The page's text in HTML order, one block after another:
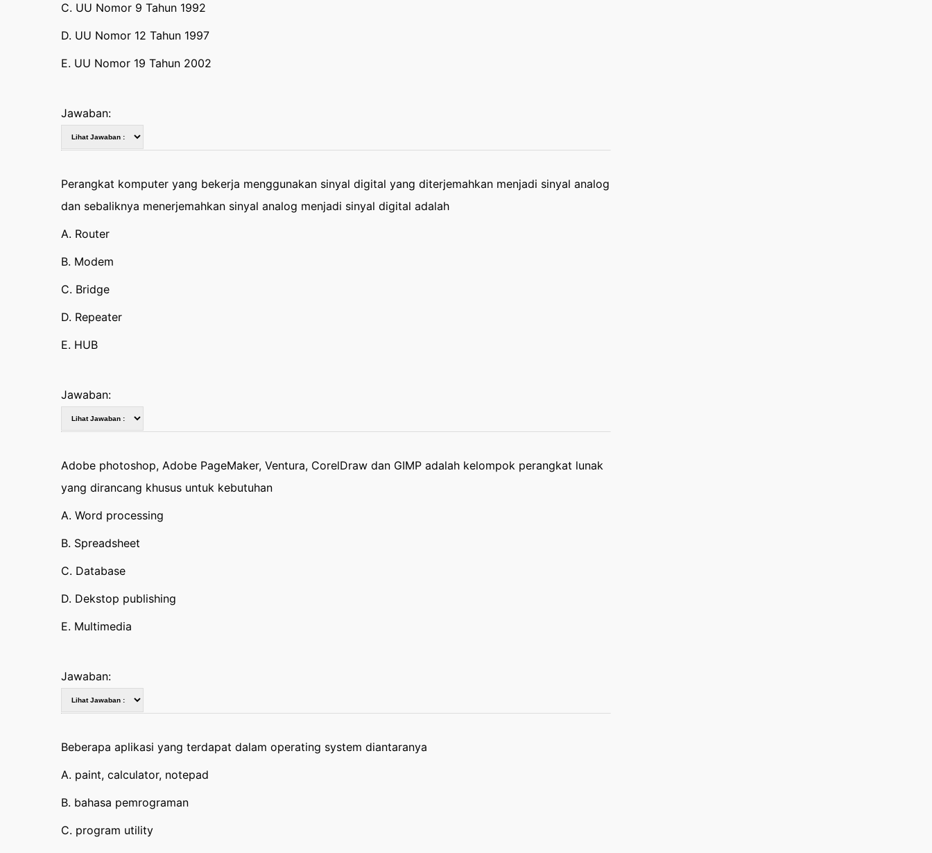
C. UU Nomor 9 Tahun 1992
D. UU Nomor 12 Tahun 1997
E. UU Nomor 19 Tahun 2002
Jawaban:
Perangkat komputer yang bekerja menggunakan sinyal digital yang diterjemahkan menjadi sinyal analog
dan sebaliknya menerjemahkan sinyal analog menjadi sinyal digital adalah
A. Router
B. Modem
C. Bridge
D. Repeater
E. HUB
Jawaban:
Adobe photoshop, Adobe PageMaker, Ventura, CorelDraw dan GIMP adalah kelompok perangkat lunak
yang dirancang khusus untuk kebutuhan
A. Word processing
B. Spreadsheet
C. Database
D. Dekstop publishing
E. Multimedia
Jawaban:
Beberapa aplikasi yang terdapat dalam operating system diantaranya
A. paint, calculator, notepad
B. bahasa pemrograman
C. program utility